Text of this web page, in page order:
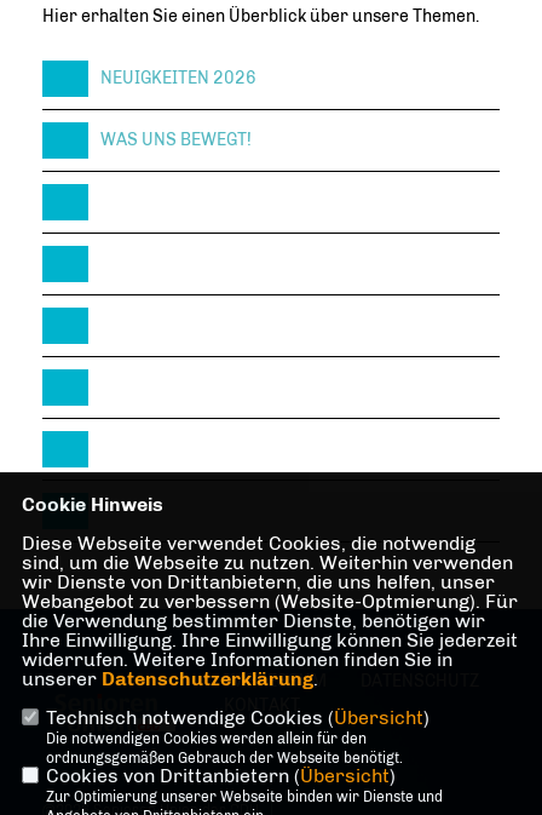
Hier erhalten Sie einen Überblick über unsere Themen.
NEUIGKEITEN 2026
WAS UNS BEWEGT!
IMPRESSUM
@2026 Senioren Union der CDU
Cookie Hinweis
Diese Webseite verwendet Cookies, die notwendig
sind, um die Webseite zu nutzen. Weiterhin verwenden
wir Dienste von Drittanbietern, die uns helfen, unser
Webangebot zu verbessern (Website-Optmierung). Für
die Verwendung bestimmter Dienste, benötigen wir
Ihre Einwilligung. Ihre Einwilligung können Sie jederzeit
widerrufen. Weitere Informationen finden Sie in
unserer Datenschutzerklärung.
Technisch notwendige Cookies (Übersicht)
Die notwendigen Cookies werden allein für den
ordnungsgemäßen Gebrauch der Webseite benötigt.
Cookies von Drittanbietern (Übersicht)
Zur Optimierung unserer Webseite binden wir Dienste und